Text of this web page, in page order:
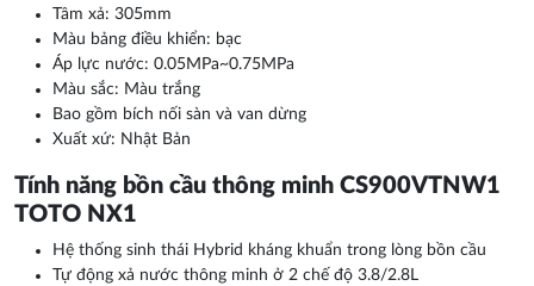
Tâm xả: 305mm
Màu bảng điều khiển: bạc
Áp lực nước: 0.05MPa~0.75MPa
Màu sắc: Màu trắng
Bao gồm bích nối sàn và van dừng
Xuất xứ: Nhật Bản
Tính năng bồn cầu thông minh CS900VTNW1
TOTO NX1
Hệ thống sinh thái Hybrid kháng khuẩn trong lòng bồn cầu
Tự động xả nước thông minh ở 2 chế độ 3.8/2.8L